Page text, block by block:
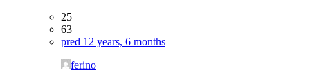
25
63
pred 12 years, 6 months
ferino